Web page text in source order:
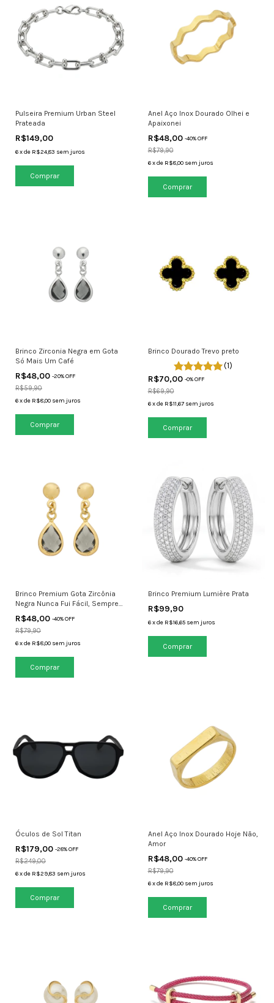
Pulseira Premium Urban Steel
Prateada
R$149,00
6xde R$24,83 sem juros
Anel Aço Inox Dourado Olhei e
Apaixonei
R$48,00 -40% OFF
R$79,90
6 xde R$8,00 sem juros
Comprar
Brinco Zirconia Negra em Gota
Só Mais Um Café
R$48,00 -20% OFF
R$59,90
6xde R$8,00 sem juros
Brinco Dourado Trevo preto
(1)
R$70,00 -0% OFF
R$69,90
6 xde R$11,67 sem juros
Brinco Premium Gota Zircônia
Negra Nunca Fui Fácil, Sempre
Fui Única
R$48,00 -40% OFF
R$79,90
6xde R$8,00 sem juros
Brinco Premium Lumière Prata
R$99,90
6 xde R$16,65 sem juros
Óculos de Sol Titan
R$179,00 -28% OFF
R$249,00
6xde R$29,83 sem juros
Anel Aço Inox Dourado Hoje Não,
Amor
R$48,00 -40% OFF
R$79,90
6 xde R$8,00 sem juros
Comprar